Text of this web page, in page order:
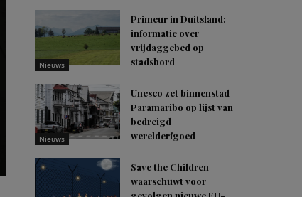
Nieuws
Primeur in Duitsland:
informatie over
vrijdaggebed op
stadsbord
Nieuws
Unesco zet binnenstad
Paramaribo op lijst van
bedreigd
werelderfgoed
Save the Children
waarschuwt voor